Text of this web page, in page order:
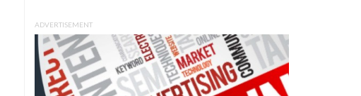
ADVERTISEMENT